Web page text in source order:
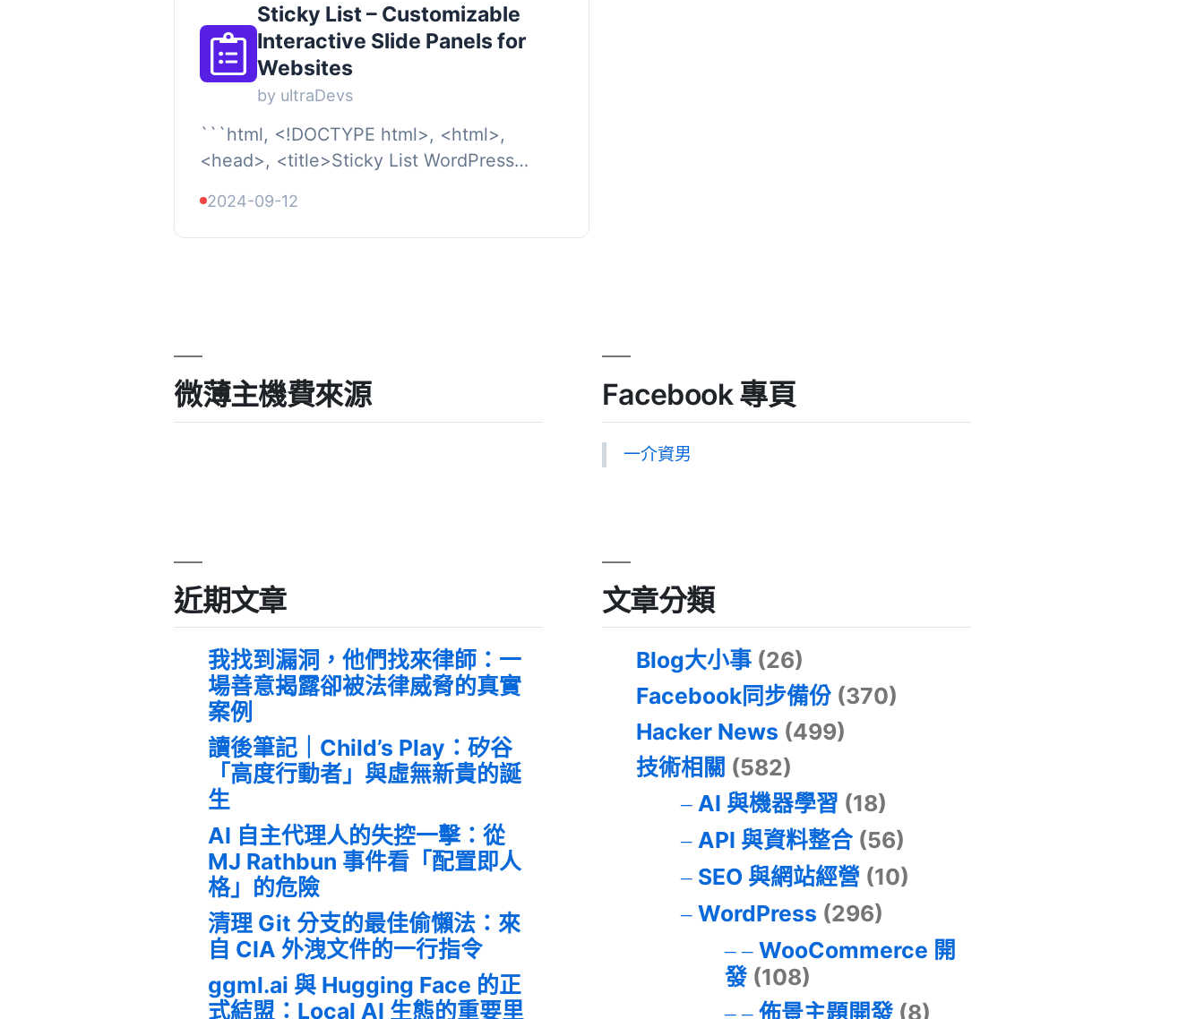
Sticky List – Customizable
Interactive Slide Panels for
Websites
by ultraDevs
```html, <!DOCTYPE html>, <html>,
<head>, <title>Sticky List WordPress
2024-09-12
微薄主機費來源 Facebook 專頁
一介資男
近期文章
我找到漏洞，他們找來律師：一
場善意揭露卻被法律威脅的真實
案例
讀後筆記｜Child’s Play：矽谷
「高度行動者」與虛無新貴的誕
生
AI 自主代理人的失控一擊：從
MJ Rathbun 事件看「配置即人
格」的危險
清理 Git 分支的最佳偷懶法：來
自 CIA 外洩文件的一行指令
ggml.ai 與 Hugging Face 的正
式結盟：Local AI 生態的重要里
文章分類
Blog大小事 (26)
Facebook同步備份 (370)
Hacker News (499)
技術相關 (582)
AI 與機器學習 (18)
API 與資料整合(56)
SEO 與網站經營 (10)
WordPress (296)
WooCommerce 開
發(108)
佈景主題開發(8)